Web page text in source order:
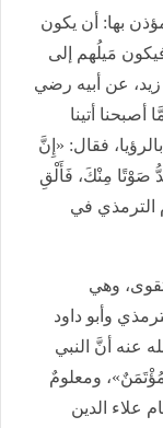
بها: أن يكون
مَيلُهم إلى
زيد، عن أبيه رضي
أتينا
فقال: «إِنَّ
صَوْتًا مِنْكَ، فَأَلْقِ
الترمذي في
وهي
وأبو داود
عنه أنَّ النبي
ومعلومٌ
علاء الدين